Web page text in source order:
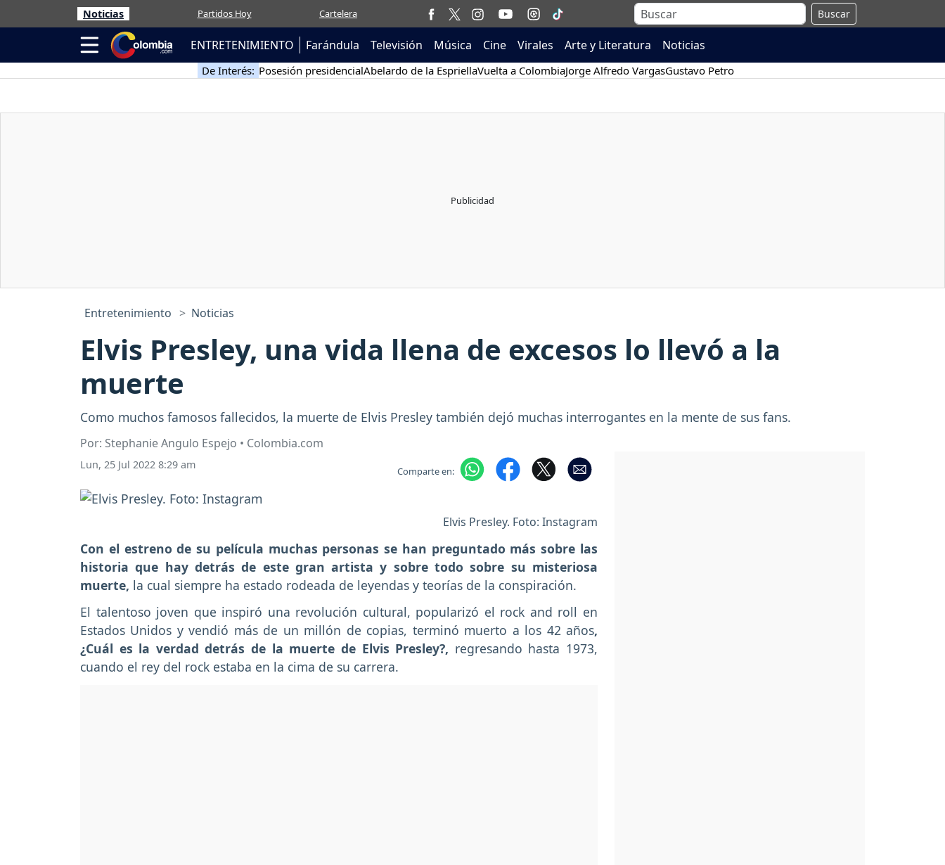
Noticias Partidos Hoy Cartelera Buscar
ENTRETENIMIENTO Farándula Televisión Música Cine Virales Arte y Literatura Noticias
De Interés: Posesión presidencialAbelardo de la EspriellaVuelta a ColombiaJorge Alfredo VargasGustavo Petro
Entretenimiento Noticias
Elvis Presley, una vida llena de excesos lo llevó a la
muerte
Como muchos famosos fallecidos, la muerte de Elvis Presley también dejó muchas interrogantes en la mente de sus fans.
Por: Stephanie Angulo Espejo • Colombia.com
Lun, 25 Jul 2022 8:29 am Comparte en:
Elvis Presley. Foto: Instagram
Con el estreno de su película muchas personas se han preguntado más sobre las
historia que hay detrás de este gran artista y sobre todo sobre su misteriosa
muerte, la cual siempre ha estado rodeada de leyendas y teorías de la conspiración.
El talentoso joven que inspiró una revolución cultural, popularizó el rock and roll en
Estados Unidos y vendió más de un millón de copias, terminó muerto a los 42 años,
¿Cuál es la verdad detrás de la muerte de Elvis Presley?, regresando hasta 1973,
cuando el rey del rock estaba en la cima de su carrera.